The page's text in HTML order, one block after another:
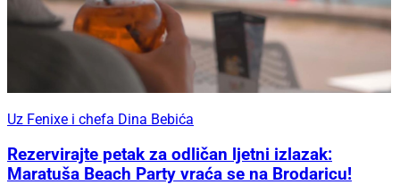
Uz Fenixe i chefa Dina Bebića
Rezervirajte petak za odličan ljetni izlazak:
Maratuša Beach Party vraća se na Brodaricu!